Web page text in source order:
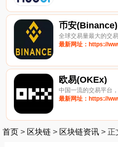
币安(Binance)
全球交易量最大的交
最新网址：https://
欧易(OKEx)
中国一流的交易平台
最新网址：https://
首页 > 区块链 > 区块链资讯 > 正